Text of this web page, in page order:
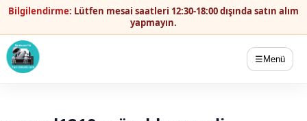
Bilgilendirme: Lütfen mesai saatleri 12:30-18:00 dışında satın alım
yapmayın.
☰ Menü